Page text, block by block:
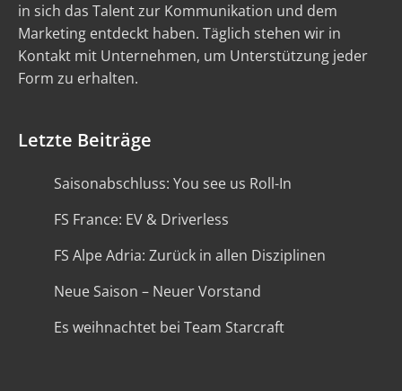
in sich das Talent zur Kommunikation und dem
Marketing entdeckt haben. Täglich stehen wir in
Kontakt mit Unternehmen, um Unterstützung jeder
Form zu erhalten.
Letzte Beiträge
Saisonabschluss: You see us Roll-In
FS France: EV & Driverless
FS Alpe Adria: Zurück in allen Disziplinen
Neue Saison – Neuer Vorstand
Es weihnachtet bei Team Starcraft